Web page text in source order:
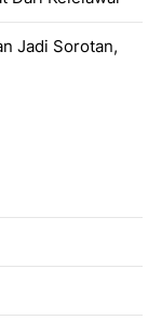
Jadi Sorotan,